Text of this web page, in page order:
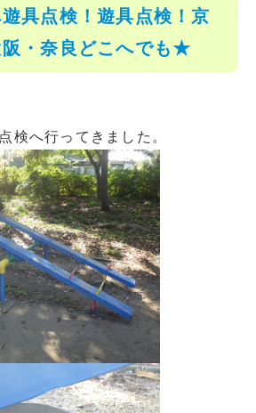
具点検！遊具点検！京
・奈良どこへでも★
検へ行ってきました。